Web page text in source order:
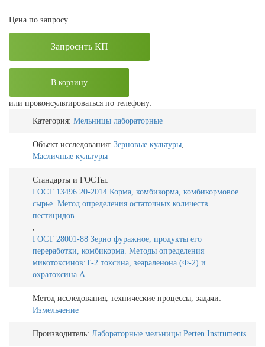
Цена по запросу
Запросить КП
В корзину
или проконсультироваться по телефону:
Категория: Мельницы лабораторные
Объект исследования: Зерновые культуры,
Масличные культуры
Стандарты и ГОСТы:
ГОСТ 13496.20-2014 Корма, комбикорма, комбикормовое
сырье. Метод определения остаточных количеств
пестицидов
,
ГОСТ 28001-88 Зерно фуражное, продукты его
переработки, комбикорма. Методы определения
микотоксинов:Т-2 токсина, зеараленона (Ф-2) и
охратоксина А
Метод исследования, технические процессы, задачи:
Измельчение
Производитель: Лабораторные мельницы Perten Instruments